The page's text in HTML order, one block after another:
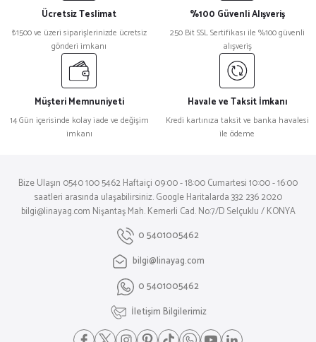
Ücretsiz Teslimat
₺1500 ve üzeri siparişlerinizde ücretsiz
gönderi imkanı
%100 Güvenli Alışveriş
250 Bit SSL Sertifikası ile %100 güvenli
alışveriş
Müşteri Memnuniyeti
14 Gün içerisinde kolay iade ve değişim
imkanı
Havale ve Taksit İmkanı
Kredi kartınıza taksit ve banka havalesi
ile ödeme
Bize Ulaşın 0540 100 5462 Haftaiçi 09:00 - 18:00 Cumartesi 10:00 - 16:00
saatleri arasında ulaşabilirsiniz. Google Haritalarda 332 236 2020
bilgi@linayag.com Nişantaş Mah. Kemerli Cad. No:7/D Selçuklu / KONYA
0 5401005462
bilgi@linayag.com
0 5401005462
İletişim Bilgilerimiz